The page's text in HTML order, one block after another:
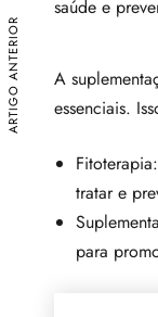
saúde e
A
essenciais.
tratar e
para
ARTIGO ANTERIOR